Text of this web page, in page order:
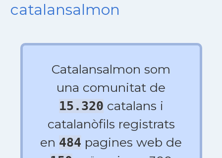
catalansalmon
Catalansalmon som
una comunitat de
15.320 catalans i
catalanòfils registrats
en 484 pagines web de